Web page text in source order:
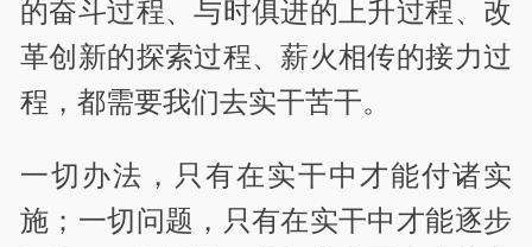
的奋斗过程、与时俱进的上升过程、改
革创新的探索过程、薪火相传的接力过
程，都需要我们去实干苦干。
一切办法，只有在实干中才能付诸实
施；一切问题，只有在实干中才能逐步